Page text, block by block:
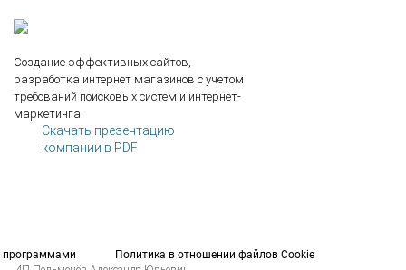
Создание эффективных сайтов,
разработка интернет магазинов с учетом
требований поисковых систем и интернет-
маркетинга.
Скачать презентацию
компании в PDF
программами
Политика в отношении файлов Cookie